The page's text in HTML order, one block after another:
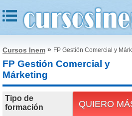
Cursos Inem » FP Gestión Comercial y
FP Gestión Comercial y
Márketing
QUIERO
Tipo de
formación